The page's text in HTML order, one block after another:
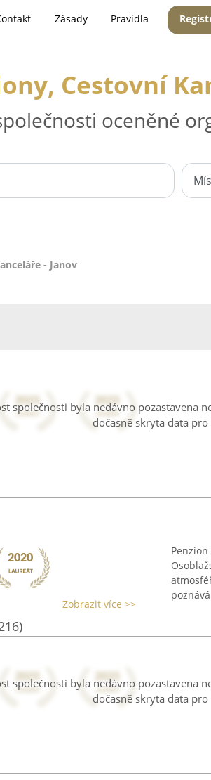
Zásady Pravidla
Cestovní
oceněné
- Janov
společnosti byla nedávno pozastavena
dočasně skryta data
Zobrazit více >>
společnosti byla nedávno pozastavena
dočasně skryta data